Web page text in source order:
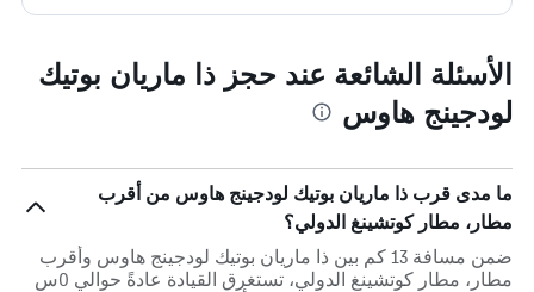
الأسئلة الشائعة عند حجز ذا ماريان بوتيك
لودجينج هاوس
ما مدى قرب ذا ماريان بوتيك لودجينج هاوس من أقرب
مطار، مطار كوتشينغ الدولي؟
ضمن مسافة 13 كم بين ذا ماريان بوتيك لودجينج هاوس وأقرب
مطار، مطار كوتشينغ الدولي، تستغرق القيادة عادةً حوالي 0س